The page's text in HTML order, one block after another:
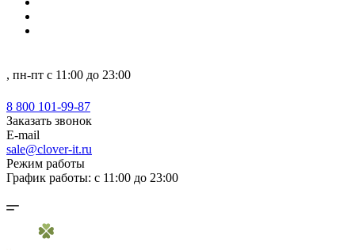
, пн-пт с 11:00 до 23:00
8 800 101-99-87
Заказать звонок
E-mail
sale@clover-it.ru
Режим работы
График работы: с 11:00 до 23:00